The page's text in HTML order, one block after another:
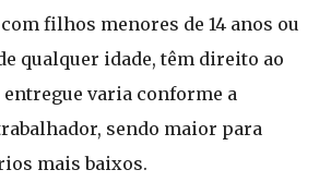
filhos menores de 14 anos ou
qualquer idade, têm direito ao
varia conforme a
sendo maior para
mais baixos.